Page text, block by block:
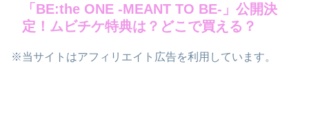
「BE:the ONE -MEANT TO BE-」公開決
定！ムビチケ特典は？どこで買える？
※当サイトはアフィリエイト広告を利用しています。